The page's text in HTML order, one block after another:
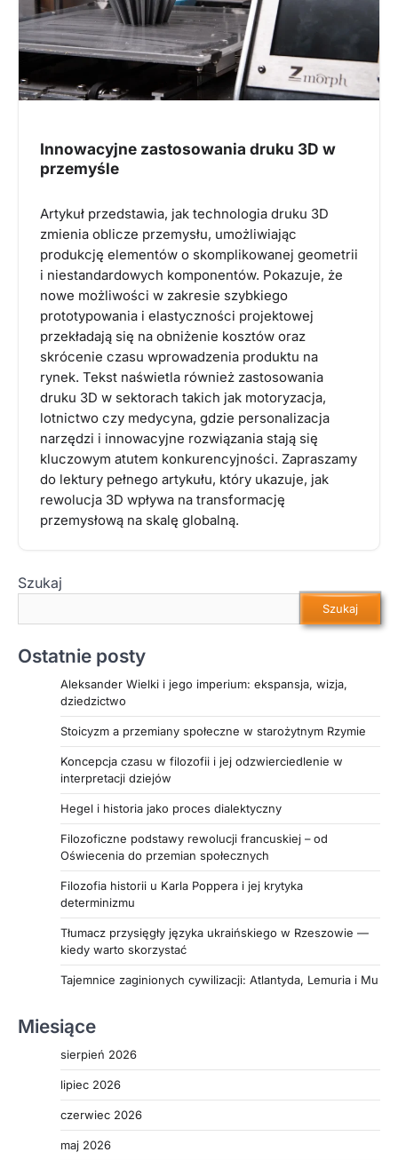
Innowacyjne zastosowania druku 3D w
przemyśle
Artykuł przedstawia, jak technologia druku 3D
zmienia oblicze przemysłu, umożliwiając
produkcję elementów o skomplikowanej geometrii
i niestandardowych komponentów. Pokazuje, że
nowe możliwości w zakresie szybkiego
prototypowania i elastyczności projektowej
przekładają się na obniżenie kosztów oraz
skrócenie czasu wprowadzenia produktu na
rynek. Tekst naświetla również zastosowania
druku 3D w sektorach takich jak motoryzacja,
lotnictwo czy medycyna, gdzie personalizacja
narzędzi i innowacyjne rozwiązania stają się
kluczowym atutem konkurencyjności. Zapraszamy
do lektury pełnego artykułu, który ukazuje, jak
rewolucja 3D wpływa na transformację
przemysłową na skalę globalną.
Szukaj
Szukaj
Ostatnie posty
Aleksander Wielki i jego imperium: ekspansja, wizja,
dziedzictwo
Stoicyzm a przemiany społeczne w starożytnym Rzymie
Koncepcja czasu w filozofii i jej odzwierciedlenie w
interpretacji dziejów
Hegel i historia jako proces dialektyczny
Filozoficzne podstawy rewolucji francuskiej – od
Oświecenia do przemian społecznych
Filozofia historii u Karla Poppera i jej krytyka
determinizmu
Tłumacz przysięgły języka ukraińskiego w Rzeszowie —
kiedy warto skorzystać
Tajemnice zaginionych cywilizacji: Atlantyda, Lemuria i Mu
Miesiące
sierpień 2026
lipiec 2026
czerwiec 2026
maj 2026